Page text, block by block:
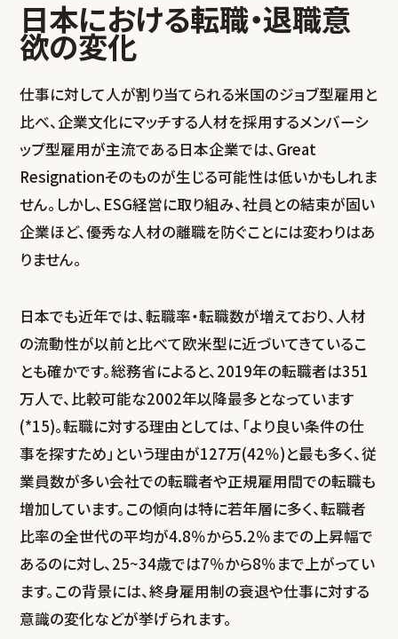
日本における転職・退職意
欲の変化
仕事に対して人が割り当てられる米国のジョブ型雇用と
比べ、企業文化にマッチする人材を採用するメンバーシ
ップ型雇用が主流である日本企業では、Great
Resignationそのものが生じる可能性は低いかもしれま
せん。しかし、ESG経営に取り組み、社員との結束が固い
企業ほど、優秀な人材の離職を防ぐことには変わりはあ
りません。
日本でも近年では、転職率・転職数が増えており、人材
の流動性が以前と比べて欧米型に近づいてきているこ
とも確かです。総務省によると、2019年の転職者は351
万人で、比較可能な2002年以降最多となっています
(*15)。転職に対する理由としては、「より良い条件の仕
事を探すため」という理由が127万(42％)と最も多く、従
業員数が多い会社での転職者や正規雇用間での転職も
増加しています。この傾向は特に若年層に多く、転職者
比率の全世代の平均が4.8％から5.2％までの上昇幅で
あるのに対し、25~34歳では7％から8％まで上がってい
ます。この背景には、終身雇用制の衰退や仕事に対する
意識の変化などが挙げられます。